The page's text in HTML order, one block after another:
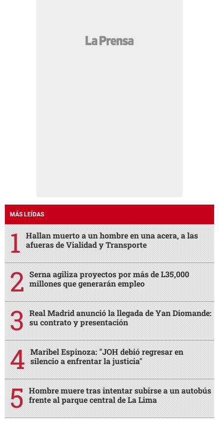
MÁS LEÍDAS
Hallan muerto a un hombre en una acera, a las
afueras de Vialidad y Transporte
Serna agiliza proyectos por más de L35,000
millones que generarán empleo
Real Madrid anunció la llegada de Yan Diomande:
su contrato y presentación
Maribel Espinoza: "JOH debió regresar en
silencio a enfrentar la justicia"
Hombre muere tras intentar subirse a un autobús
frente al parque central de La Lima